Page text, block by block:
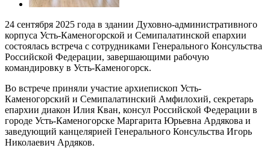
24 сентября 2025 года в здании Духовно-административного
корпуса Усть-Каменогорской и Семипалатинской епархии
состоялась встреча с сотрудниками Генерального Консульства
Российской Федерации, завершающими рабочую
командировку в Усть-Каменогорск.
Во встрече приняли участие архиепископ Усть-
Каменогорский и Семипалатинский Амфилохий, секретарь
епархии диакон Илия Кван, консул Российской Федерации в
городе Усть-Каменогорске Маргарита Юрьевна Ардякова и
заведующий канцелярией Генерального Консульства Игорь
Николаевич Ардяков.